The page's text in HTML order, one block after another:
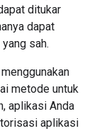
ditukar
dapat
sah.
metode untuk
aplikasi Anda
aplikasi